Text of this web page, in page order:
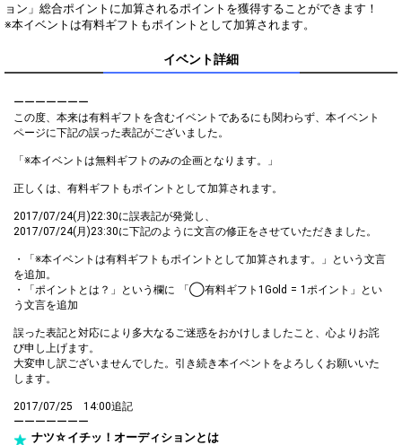
Close
ョン」総合ポイントに加算されるポイントを獲得することができます！
※本イベントは有料ギフトもポイントとして加算されます。
イベント詳細
ーーーーーーー
この度、本来は有料ギフトを含むイベントであるにも関わらず、本イベント
ページに下記の誤った表記がございました。
「※本イベントは無料ギフトのみの企画となります。」
正しくは、有料ギフトもポイントとして加算されます。
2017/07/24(月)22:30に誤表記が発覚し、
2017/07/24(月)23:30に下記のように文言の修正をさせていただきました。
・「※本イベントは有料ギフトもポイントとして加算されます。」という文言
を追加。
・「ポイントとは？」という欄に 「◯有料ギフト1Gold = 1ポイント」とい
う文言を追加
誤った表記と対応により多大なるご迷惑をおかけしましたこと、心よりお詫
び申し上げます。
大変申し訳ございませんでした。引き続き本イベントをよろしくお願いいた
します。
2017/07/25 14:00追記
ーーーーーーー
ナツ☆イチッ！オーディションとは